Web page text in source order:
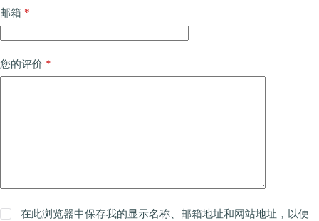
邮箱 *
您的评价 *
在此浏览器中保存我的显示名称、邮箱地址和网站地址，以便